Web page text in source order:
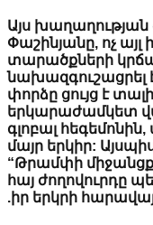
Այս
Փաշինյանը,
փորձը
գլոբալ
մայր երկիր:
“Թրամփի
հայ
իր երկրի